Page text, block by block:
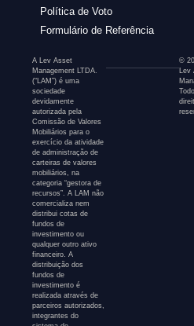
Política de Voto
Formulário de Referência
A Lev Asset
Management LTDA.
(“LAM”) é uma
sociedade
devidamente
autorizada pela
Comissão de Valores
Mobiliários para o
exercício da atividade
de administração de
carteiras de valores
mobiliários, na
categoria “gestora de
recursos”. A LAM não
comercializa nem
distribui cotas de
fundos de
investimento ou
qualquer outro ativo
financeiro. A
distribuição dos
fundos de
investimento é
realizada através de
parceiros autorizados,
integrantes do
©
Lev